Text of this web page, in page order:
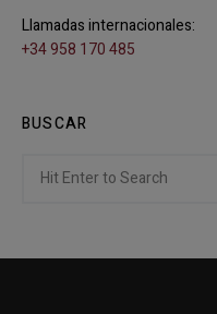
Llamadas internacionales:
+34 958 170 485
BUSCAR
for: